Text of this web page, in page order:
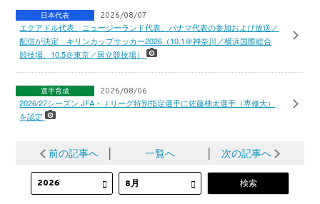
日本代表 2026/08/07
エクアドル代表、ニュージーランド代表、パナマ代表の参加および放送／
配信が決定 キリンカップサッカー2026（10.1＠神奈川／横浜国際総合
競技場、10.5＠東京／国立競技場）
選手育成 2026/08/06
2026/27シーズン JFA・Ｊリーグ特別指定選手に佐藤柚太選手（専修大）
を認定
前の記事へ 一覧へ 次の記事へ